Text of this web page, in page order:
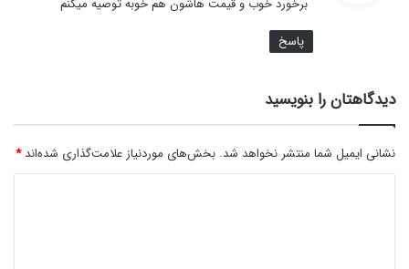
برخورد خوب و قیمت هاشون هم خوبه توصیه میکنم
پاسخ
دیدگاهتان را بنویسید
نشانی ایمیل شما منتشر نخواهد شد. بخش‌های موردنیاز علامت‌گذاری شده‌اند*